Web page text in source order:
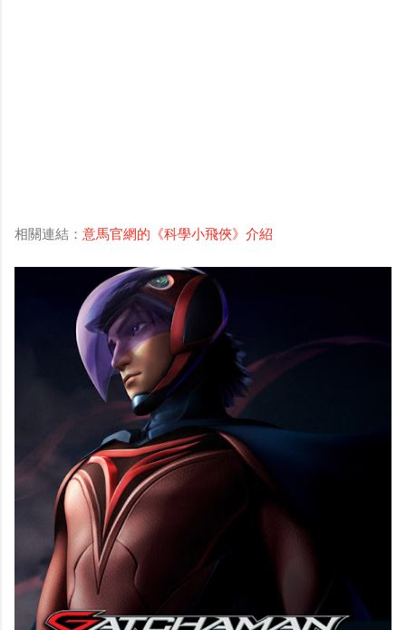
相關連結： 意馬官網的《科學小飛俠》介紹